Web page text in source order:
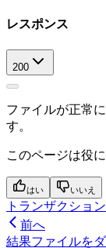
レスポンス
200
ファイルが正常
す。
このページは役
はい いいえ
トランザクショ
前へ
結果ファイルを